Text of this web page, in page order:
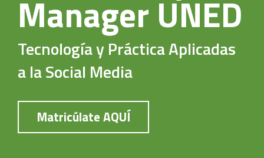
Manager UNED
Tecnología y Práctica Aplicadas
a la Social Media
Matricúlate AQUÍ